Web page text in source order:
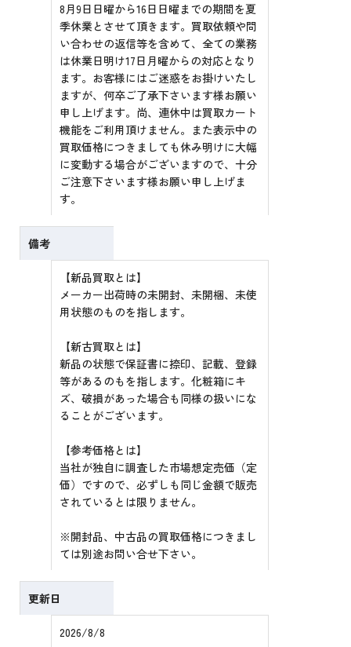
8月9日日曜から16日日曜までの期間を夏
季休業とさせて頂きます。買取依頼や問
い合わせの返信等を含めて、全ての業務
は休業日明け17日月曜からの対応となり
ます。お客様にはご迷惑をお掛けいたし
ますが、何卒ご了承下さいます様お願い
申し上げます。尚、連休中は買取カート
機能をご利用頂けません。また表示中の
買取価格につきましても休み明けに大幅
に変動する場合がございますので、十分
ご注意下さいます様お願い申し上げま
す。
備考
【新品買取とは】
メーカー出荷時の未開封、未開梱、未使
用状態のものを指します。
【新古買取とは】
新品の状態で保証書に捺印、記載、登録
等があるのもを指します。化粧箱にキ
ズ、破損があった場合も同様の扱いにな
ることがございます。
【参考価格とは】
当社が独自に調査した市場想定売価（定
価）ですので、必ずしも同じ金額で販売
されているとは限りません。
※開封品、中古品の買取価格につきまし
ては別途お問い合せ下さい。
更新日
2026/8/8